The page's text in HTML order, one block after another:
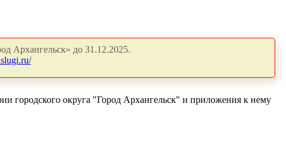
Архангельск» до 31.12.2025.
городского округа "Город Архангельск" и приложения к нему